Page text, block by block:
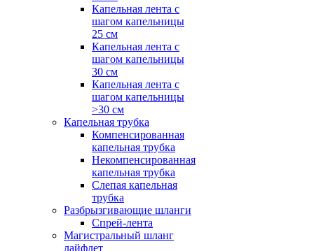
Капельная лента с
шагом капельницы
25 см
Капельная лента с
шагом капельницы
30 см
Капельная лента с
шагом капельницы
>30 см
Капельная трубка
Компенсированная
капельная трубка
Некомпенсированная
капельная трубка
Слепая капельная
трубка
Разбрызгивающие шланги
Спрей-лента
Магистральный шланг
лайфлет